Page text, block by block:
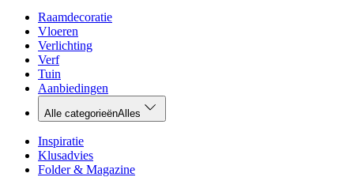
Raamdecoratie
Vloeren
Verlichting
Verf
Tuin
Aanbiedingen
Alle categorieënAlles
Inspiratie
Klusadvies
Folder & Magazine